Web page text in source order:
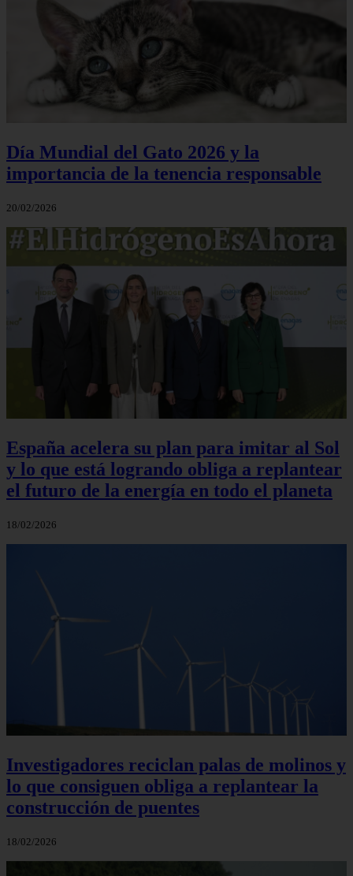
Día Mundial del Gato 2026 y la
importancia de la tenencia responsable
20/02/2026
España acelera su plan para imitar al Sol
y lo que está logrando obliga a replantear
el futuro de la energía en todo el planeta
18/02/2026
Investigadores reciclan palas de molinos y
lo que consiguen obliga a replantear la
construcción de puentes
18/02/2026